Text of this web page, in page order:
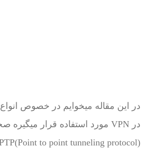
در این مقاله میخوایم در خصوص
در VPN مورد استفاده قرار میگیره صحبت کنیم
to point tunneling protocol) :